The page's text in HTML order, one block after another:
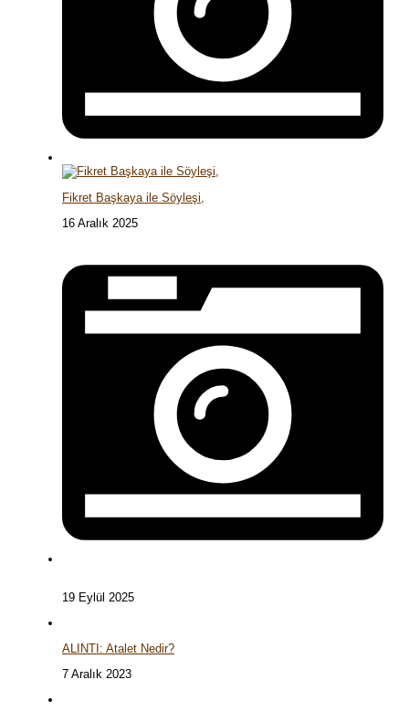
Fikret Başkaya ile Söyleşi,
16 Aralık 2025
19 Eylül 2025
ALINTI: Atalet Nedir?
7 Aralık 2023